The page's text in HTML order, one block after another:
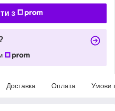
з
Доставка Оплата Умови